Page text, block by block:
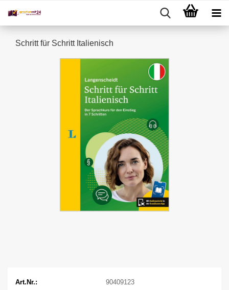
Schritt für Schritt Italienisch
Art.Nr.:
90409123